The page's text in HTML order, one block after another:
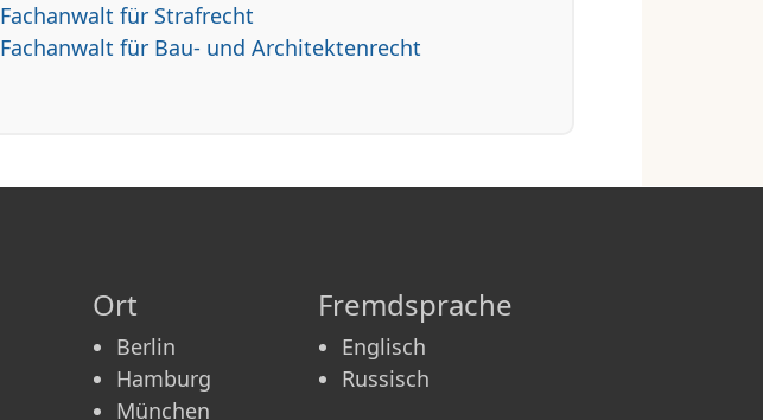
Fachanwalt für Strafrecht
Fachanwalt für Bau- und Architektenrecht
Ort
Berlin
Hamburg
München
Fremdsprache
Englisch
Russisch